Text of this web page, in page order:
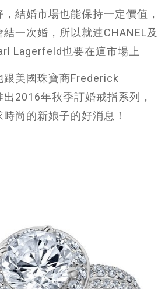
結婚市場也能保持一定價值，
一次婚，所以就連CHANEL及
Lagerfeld也要在這市場上
跟美國珠寶商Frederick
2016年秋季訂婚戒指系列，
尚的新娘子的好消息！